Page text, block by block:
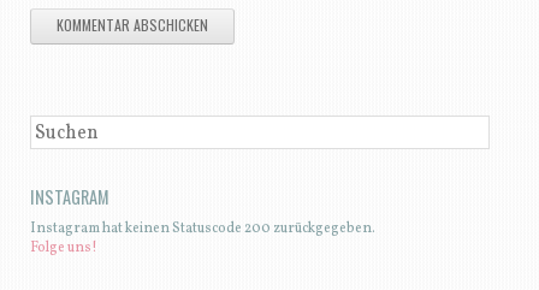
SUCHEN
INSTAGRAM
Instagram hat keinen Statuscode 200 zurückgegeben.
Folge uns!